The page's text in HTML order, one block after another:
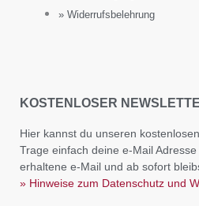
» Widerrufsbelehrung
KOSTENLOSER
Hier kannst du unseren
Trage einfach deine e-Mail
erhaltene e-Mail und ab sofort
» Hinweise zum Datenschutz und